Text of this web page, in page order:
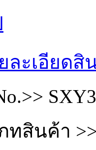
ละเอียดสิ
ทสินค้า